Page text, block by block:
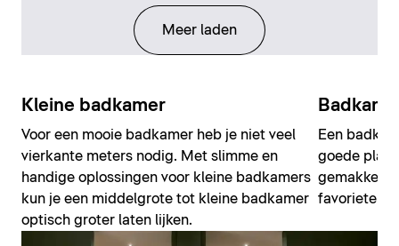
Meer laden
Kleine badkamer
Voor een mooie badkamer heb je niet veel
vierkante meters nodig. Met slimme en
handige oplossingen voor kleine badkamers
kun je een middelgrote tot kleine badkamer
optisch groter laten lijken.
Een
goede
favoriete